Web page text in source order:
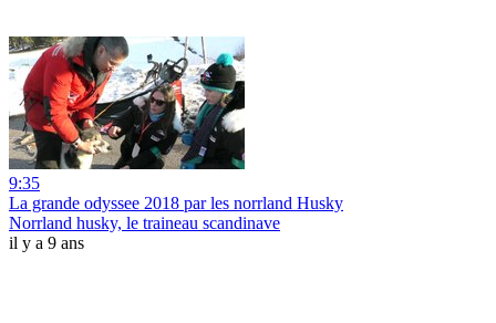
9:35
La grande odyssee 2018 par les norrland Husky
Norrland husky, le traineau scandinave
il y a 9 ans